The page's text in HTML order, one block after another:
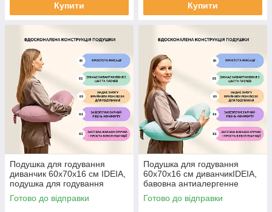
Купити Купити
Подушка для годування
диванчик 60х70х16 см IDEIA,
подушка для годування
трикотаж антиалергенна
Готово до відправки
Подушка для годування
60х70х16 см диванчикIDEIA,
бавовна антиалергенне
волокно
Готово до відправки